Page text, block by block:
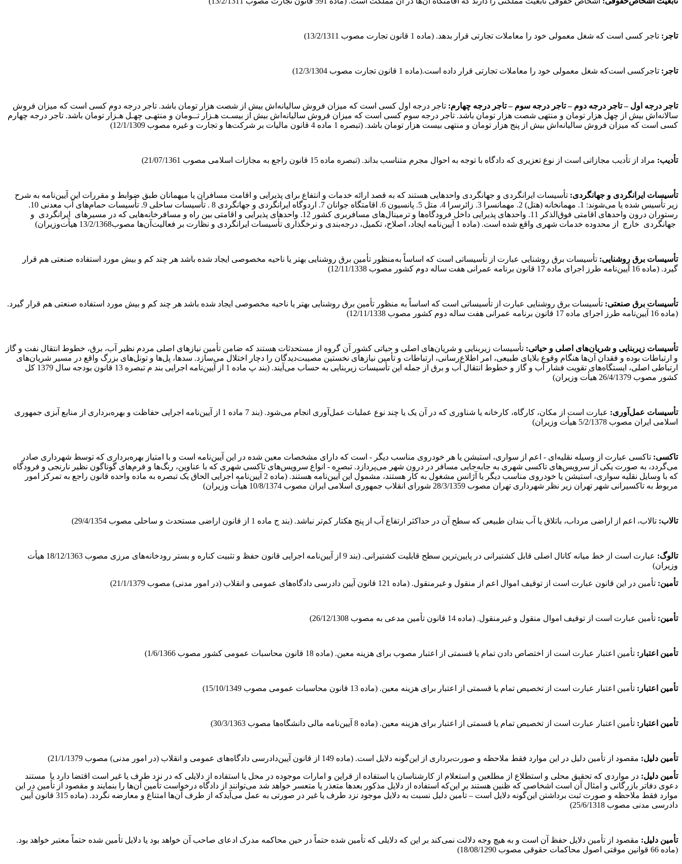
تاجر: تاجر کسی است که شغل معمولی خود را معاملات تجارتی قرار بدهد. (ماده 1 قانون تجارت مصوب 13/2/1311)
تاجر: تاجرکسی است‌که شغل معمولی خود را معاملات تجارتی قرار داده است.(ماده 1 قانون تجارت مصوب 12/3/1304)
تاجر درجه اول – تاجر درجه دوم – تاجر درجه سوم – تاجر درجه چهارم: تاجر درجه اول کسی است که میزان فروش سالیانه‌اش بیش از شصت هزار تومان باشد. تاجر درجه دوم کسی است که میزان فروش
سالانه‌اش بیش از چهل هزار تومان و منتهی شصت هزار تومان باشد. تاجر درجه سوم کسی است که میزان فروش سالیانه‌اش بیش از بیسـت هـزار تــومان و منتهـی چهـل هـزار تومان باشد. تاجر درجه چهارم
کسی است که میزان فروش سالیانه‌اش بیش از پنج هزار تومان و منتهی بیست هزار تومان باشد. (تبصره 1 ماده 4 قانون مالیات بر شرکت‌ها و تجارت و غیره مصوب 12/1/1309)
تأدیب: مراد از تأدیب مجازاتی است از نوع تعزیری که دادگاه با توجه به احوال مجرم متناسب بداند. (تبصره ماده 15 قانون راجع به مجازات اسلامی مصوب 21/07/1361)
تأسیسات ایرانگردی و جهانگردی: تأسیسات ایرانگردی و جهانگردی واحدهایی هستند که به قصد ارائه خدمات و انتفاع برای پذیرایی و اقامت مسافران یا میهمانان طبق ضوابط و مقررات این آیین‌نامه به شرح
زیر تأسیس شده یا می‌شوند: 1. مهمانخانه (هتل) 2. مهمانسرا 3. زائرسرا 4. متل 5. پانسیون 6. اقامتگاه جوانان 7. اردوگاه ایرانگردی و جهانگردی 8 . تأسیسات ساحلی 9. تأسیسات حمام‌های آب معدنی 10.
رستوران درون واحدهای اقامتی فوق‌الذکر 11. واحدهای پذیرایی داخل فرودگاه‌ها و ترمینال‌های مسافربری‌ کشور 12. واحدهای پذیرایی و اقامتی بین راه و مسافرخانه‌هایی که در مسیرهای ایرانگردی و
جهانگردی خارج از محدوده خدمات شهری واقع شده است. (ماده 1 آیین‌نامه ایجاد، اصلاح، تکمیل، درجه‌بندی و نرخگذاری تأسیسات ایرانگردی و نظارت بر فعالیت‌آن‌ها مصوب13/2/1368 هیأت‌وزیران)
تأسیسات برق روشنایی: تأسیسات برق روشنایی عبارت از تأسیساتی است که اساساً به‌منظور تأمین برق روشنایی بهتر یا ناحیه مخصوصی ایجاد شده باشد هر چند کم و بیش مورد استفاده صنعتی هم قرار
گیرد. (ماده 16 آیین‌نامه طرز اجرای ماده 17 قانون برنامه عمرانی هفت ساله دوم کشور مصوب 12/11/1338)
تأسیسات برق صنعتی: تأسیسات برق روشنایی عبارت از تأسیساتی است که اساساً به منظور تأمین برق روشنایی بهتر یا ناحیه مخصوصی ایجاد شده باشد هر چند کم و بیش مورد استفاده صنعتی هم قرار گیرد.
(ماده 16 آیین‌نامه طرز اجرای ماده 17 قانون برنامه عمرانی هفت ساله دوم کشور مصوب 12/11/1338)
تأسیسات زیربنایی و شریان‌های اصلی و حیاتی: تأسیسات زیربنایی و شریان‌های اصلی و حیاتی کشور آن گروه از مستحدثات هستند که ضامن تأمین نیازهای اصلی مردم نظیر آب، برق، خطوط انتقال نفت و گاز
و ارتباطات بوده و فقدان آن‌ها هنگام وقوع بلایای طبیعی، امر اطلاع‌رسانی، ارتباطات و تأمین نیازهای نخستین مصیبت‌دیدگان را دچار اختلال می‌سازد. سدها، پل‌ها و تونل‌های بزرگ واقع در مسیر شریان‌های
ارتباطی اصلی، ایستگاه‌های تقویت فشار آب و گاز و خطوط انتقال آب و برق از جمله این تأسیسات زیربنایی به حساب می‌آیند. (بند پ ماده 1 از آیین‌نامه اجرایی بند م تبصره 13 قانون بودجه سال 1379 کل
کشور مصوب 26/4/1379 هیأت وزیران)
تأسیسات عمل‌آوری:
عبارت است از مکان، کارگاه، کارخانه یا شناوری که در آن یک یا چند نوع عملیات عمل‌آوری انجام می‌شود. (بند 7 ماده 1 از آیین‌نامه اجرایی حفاظت و بهره‌برداری از منابع آبزی جمهوری
اسلامی ایران مصوب 5/2/1378 هیأت وزیران)
تاکسی: تاکسی عبارت از وسیله نقلیه‌ای - اعم از سواری،‌ استیشن یا هر خودروی مناسب دیگر - است که دارای مشخصات معین شده در این آیین‌نامه است و با امتیاز بهره‌برداری که توسط شهرداری صادر
می‌گردد، به صورت یکی از سرویس‌های تاکسی شهری به جابه‌جایی مسافر در درون شهر می‌پردازد. تبصره - انواع سرویس‌های تاکسی شهری که با عناوین، رنگ‌ها و فرم‌های گوناگون نظیر نارنجی و فرودگاه
که با وسایل نقلیه سواری، استیشن یا خودروی مناسب دیگر یا آژانس مشغول به کار هستند، مشمول این آیین‌نامه هستند. (ماده 2 آیین‌نامه اجرایی الحاق یک تبصره به ماده واحده قانون راجع به تمرکز امور
مربوط به تاکسیرانی شهر تهران زیر نظر شهرداری تهران مصوب 28/3/1359 شورای انقلاب جمهوری اسلامی ایران مصوب 10/8/1374 هیأت وزیران)
تالاب: تالاب، اعم از اراضی مرداب، باتلاق یا آب بندان طبیعی که سطح آن در حداکثر ارتفاع آب از پنج هکتار کم‌تر نباشد. (بند ج ماده 1 از قانون اراضی مستحدث و ساحلی مصوب 29/4/1354)
تالوگ:
عبارت است از خط میانه کانال اصلی قابل کشتیرانی در پایین‌ترین سطح قابلیت کشتیرانی. (بند 9 از آیین‌نامه اجرایی قانون حفظ و تثبیت کناره و بستر رودخانه‌های مرزی مصوب 18/12/1363 هیأت
وزیران)
تأمین:‌ تأمین در این قانون عبارت است از توقیف اموال اعم از منقول و غیرمنقول. (ماده 121 قانون آیین دادرسی دادگاه‌های عمومی و انقلاب (در امور مدنی) مصوب 21/1/1379)
تأمین: تأمین عبارت است از توقیف اموال منقول و غیرمنقول. (ماده 14 قانون تأمین مدعی به مصوب 26/12/1308)
تأمین اعتبار: تأمین اعتبار عبارت است از اختصاص دادن تمام یا قسمتی از اعتبار مصوب برای هزینه معین. (ماده 18 قانون محاسبات عمومی کشور مصوب 1/6/1366)
تأمین اعتبار: تأمین اعتبار عبارت است از تخصیص تمام یا قسمتی از اعتبار برای هزینه معین. (ماده 13 قانون محاسبات عمومی مصوب 15/10/1349)
تأمین اعتبار: تأمین اعتبار عبارت است از تخصیص تمام یا قسمتی از اعتبار برای هزینه معین. (ماده 8 آیین‌نامه مالی دانشگاه‌ها مصوب 30/3/1363)
تأمین دلیل: مقصود از تأمین دلیل در این موارد فقط ملاحظه و صورت‌برداری از این‌گونه دلایل است. (ماده 149 از قانون آیین‌دادرسی دادگاه‌های عمومی و انقلاب (در امور مدنی) مصوب 21/1/1379)
تأمین دلیل: در مواردی که تحقیق محلی و استطلاع از مطلعین و استعلام از کارشناسان یا استفاده از قراین و امارات موجوده در محل یا استفاده از دلایلی که در نزد طرف یا غیر است اقتضا دارد یا مستند
دعوی دفاتر بازرگانی و امثال آن است اشخاصی که ظنین هستند بر این‌که استفاده از دلایل مذکور بعدها متعذر یا متعسر خواهد شد می‌توانند از دادگاه درخواست تأمین آن‌ها را بنمایند و مقصود از تأمین در این
موارد فقط ملاحظه و صورت ثبت برداشتن این‌گونه دلایل است – تأمین دلیل نسبت به دلایل موجود نزد طرف یا غیر در صورتی به عمل می‌آیدکه از طرف آن‌ها امتناع و معارضه نگردد. (ماده 315 قانون آیین
دادرسی مدنی مصوب 25/6/1318)
تأمین دلیل: مقصود از تأمین دلایل حفظ آن است و به هیچ وجه دلالت نمی‌کند بر این که دلایلی که تأمین شده حتماً در حین محاکمه مدرک ادعای صاحب آن خواهد بود یا دلایل تأمین شده حتماً معتبر خواهد بود.
(ماده 66 قوانین موقتی اصول محاکمات حقوقی مصوب 18/08/1290)